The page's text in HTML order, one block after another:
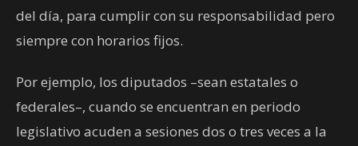
del día, para cumplir con su responsabilidad pero
siempre con horarios fijos.
Por ejemplo, los diputados –sean estatales o
federales–, cuando se encuentran en periodo
legislativo acuden a sesiones dos o tres veces a la